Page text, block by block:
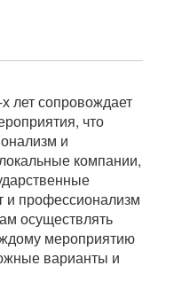
лет сопровождает
что
и
компании,
и профессионализм
осуществлять
мероприятию
варианты и